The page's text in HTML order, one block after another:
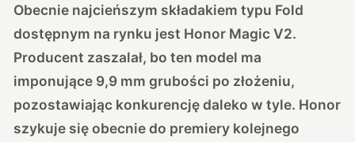
Obecnie najcieńszym składakiem typu Fold
dostępnym na rynku jest Honor Magic V2.
Producent zaszalał, bo ten model ma
imponujące 9,9 mm grubości po złożeniu,
pozostawiając konkurencję daleko w tyle. Honor
szykuje się obecnie do premiery kolejnego